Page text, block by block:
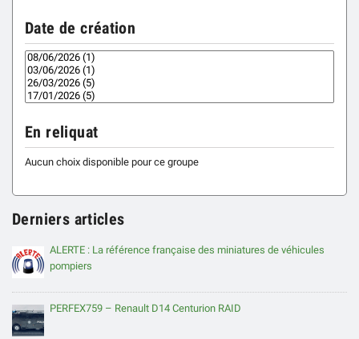
Date de création
En reliquat
Aucun choix disponible pour ce groupe
Derniers articles
ALERTE : La référence française des miniatures de véhicules
pompiers
PERFEX759 – Renault D14 Centurion RAID